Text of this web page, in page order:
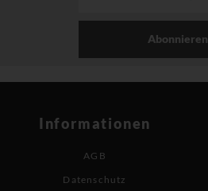
Abonnieren
Informationen
AGB
Datenschutz